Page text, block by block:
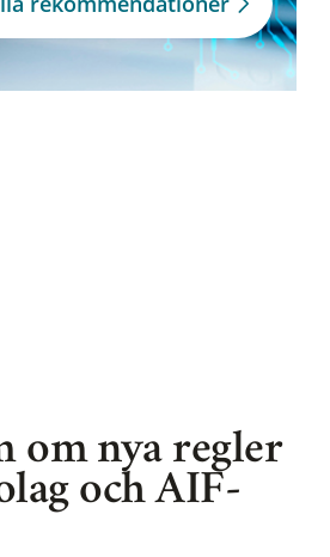
om nya regler
och AIF-